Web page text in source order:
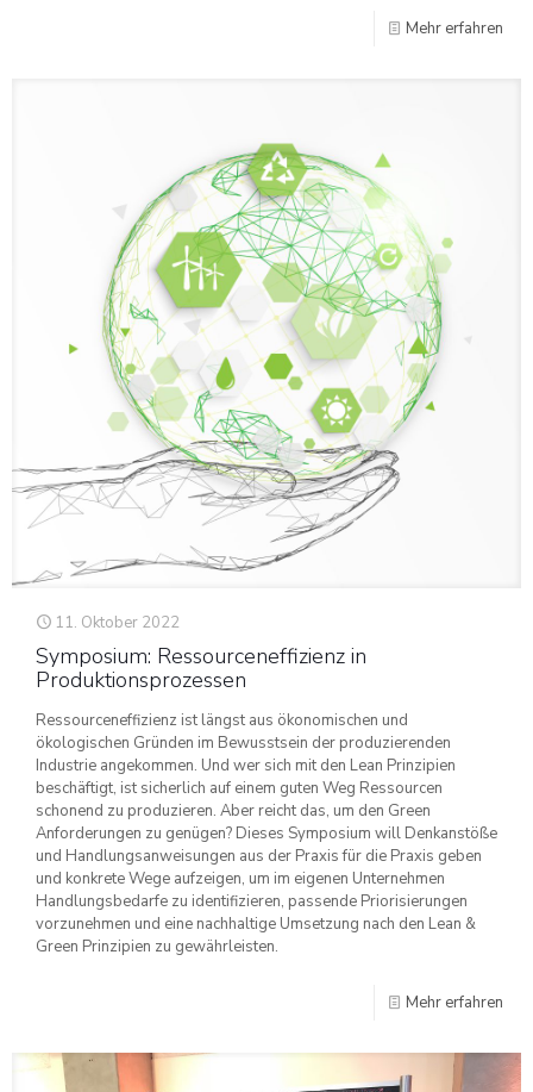
Mehr erfahren
11. Oktober 2022
Symposium: Ressourceneffizienz in
Produktionsprozessen
Ressourceneffizienz ist längst aus ökonomischen und
ökologischen Gründen im Bewusstsein der produzierenden
Industrie angekommen. Und wer sich mit den Lean Prinzipien
beschäftigt, ist sicherlich auf einem guten Weg Ressourcen
schonend zu produzieren. Aber reicht das, um den Green
Anforderungen zu genügen? Dieses Symposium will Denkanstöße
und Handlungsanweisungen aus der Praxis für die Praxis geben
und konkrete Wege aufzeigen, um im eigenen Unternehmen
Handlungsbedarfe zu identifizieren, passende Priorisierungen
vorzunehmen und eine nachhaltige Umsetzung nach den Lean &
Green Prinzipien zu gewährleisten.
Mehr erfahren